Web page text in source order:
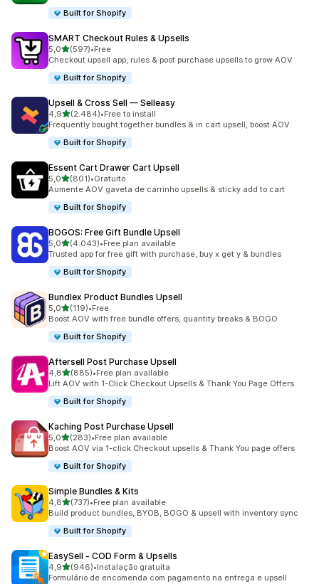
Built for Shopify
SMART Checkout Rules & Upsells
5,0de 5 estrelas
(597)
597 total de avaliações
•Free
Checkout upsell app, rules & post purchase upsells to grow AOV
Built for Shopify
Upsell & Cross Sell — Selleasy
4,9de 5 estrelas
(2.484)
2484 total de avaliações
•Free to install
Frequently bought together bundles & in cart upsell, boost AOV
Built for Shopify
Essent Cart Drawer Cart Upsell
5,0de 5 estrelas
(801)
801 total de avaliações
•Gratuito
Aumente AOV gaveta de carrinho upsells & sticky add to cart
Built for Shopify
BOGOS: Free Gift Bundle Upsell
5,0de 5 estrelas
(4.043)
4043 total de avaliações
•Free plan available
Trusted app for free gift with purchase, buy x get y & bundles
Built for Shopify
Bundlex Product Bundles Upsell
5,0de 5 estrelas
(119)
119 total de avaliações
•Free
Boost AOV with free bundle offers, quantity breaks & BOGO
Built for Shopify
Aftersell Post Purchase Upsell
4,8de 5 estrelas
(885)
885 total de avaliações
•Free plan available
Lift AOV with 1-Click Checkout Upsells & Thank You Page Offers
Built for Shopify
Kaching Post Purchase Upsell
5,0de 5 estrelas
(283)
283 total de avaliações
•Free plan available
Boost AOV via 1-click Checkout upsells & Thank You page offers
Built for Shopify
Simple Bundles & Kits
4,8de 5 estrelas
(737)
737 total de avaliações
•Free plan available
Build product bundles, BYOB, BOGO & upsell with inventory sync
Built for Shopify
EasySell ‑ COD Form & Upsells
4,9de 5 estrelas
(946)
946 total de avaliações
•Instalação gratuita
Formulário de encomenda com pagamento na entrega e upsell